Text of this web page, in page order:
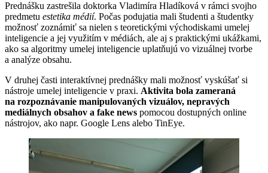
Prednášku zastrešila doktorka Vladimíra Hladíková v rámci svojho
predmetu estetika médií. Počas podujatia mali študenti a študentky
možnosť zoznámiť sa nielen s teoretickými východiskami umelej
inteligencie a jej využitím v médiách, ale aj s praktickými ukážkami,
ako sa algoritmy umelej inteligencie uplatňujú vo vizuálnej tvorbe
a analýze obsahu.
V druhej časti interaktívnej prednášky mali možnosť vyskúšať si
nástroje umelej inteligencie v praxi. Aktivita bola zameraná
na rozpoznávanie manipulovaných vizuálov, nepravých
mediálnych obsahov a fake news pomocou dostupných online
nástrojov, ako napr. Google Lens alebo TinEye.